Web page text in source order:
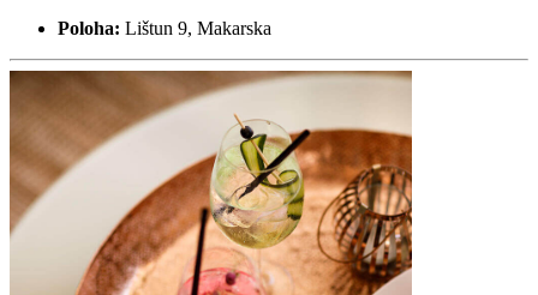
Poloha: Lištun 9, Makarska